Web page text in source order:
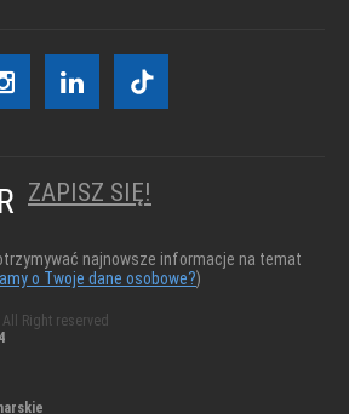
ZAPISZ SIĘ!
najnowsze informacje na temat
o Twoje dane osobowe?)
Right reserved